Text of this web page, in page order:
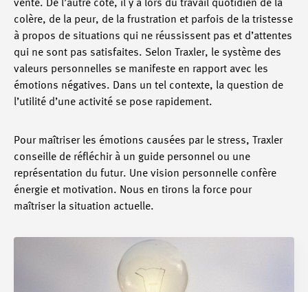
vente. De l’autre côté, il y a lors du travail quotidien de la
colère, de la peur, de la frustration et parfois de la tristesse
à propos de situations qui ne réussissent pas et d’attentes
qui ne sont pas satisfaites. Selon Traxler, le système des
valeurs personnelles se manifeste en rapport avec les
émotions négatives. Dans un tel contexte, la question de
l’utilité d’une activité se pose rapidement.
Pour maîtriser les émotions causées par le stress, Traxler
conseille de réfléchir à un guide personnel ou une
représentation du futur. Une vision personnelle confère
énergie et motivation. Nous en tirons la force pour
maîtriser la situation actuelle.